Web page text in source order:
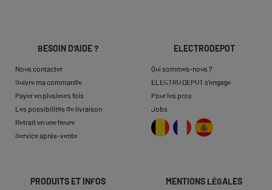
BESOIN D'AIDE ?
Nous contacter
Suivre ma commande
Payer en plusieurs fois
Les possibilités de livraison
Retrait en une heure
Service après-vente
ELECTRODEPOT
Qui sommes-nous ?
ELECTRO DEPOT s'engage
Pour les pros
Jobs
PRODUITS ET INFOS MENTIONS LÉGALES